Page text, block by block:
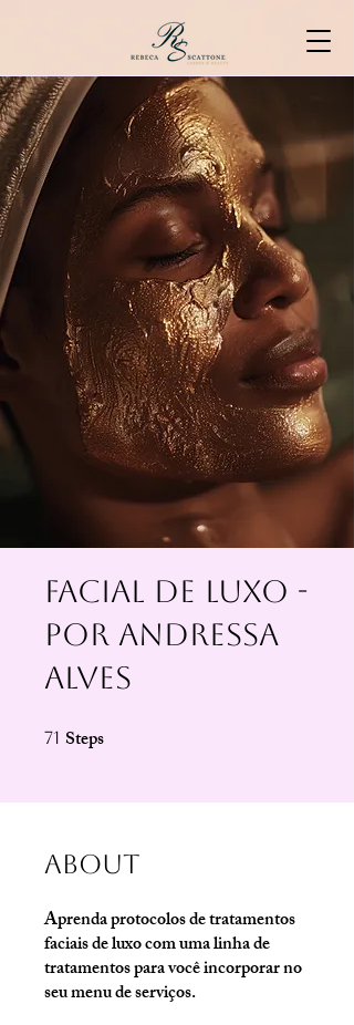
Facial de Luxo -
Por Andressa
Alves
71 Steps
About
Aprenda protocolos de tratamentos
faciais de luxo com uma linha de
tratamentos para você incorporar no
seu menu de serviços.